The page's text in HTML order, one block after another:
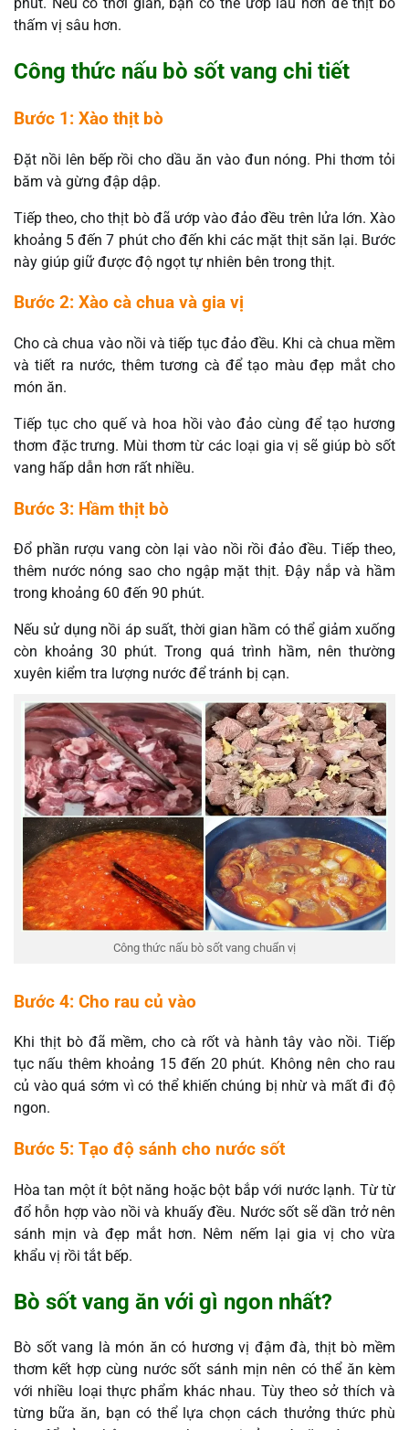
thấm vị sâu hơn.
Công thức nấu bò sốt vang chi tiết
Bước 1: Xào thịt bò
Đặt nồi lên bếp rồi cho dầu ăn vào đun nóng. Phi thơm tỏi
băm và gừng đập dập.
Tiếp theo, cho thịt bò đã ướp vào đảo đều trên lửa lớn. Xào
khoảng 5 đến 7 phút cho đến khi các mặt thịt săn lại. Bước
này giúp giữ được độ ngọt tự nhiên bên trong thịt.
Bước 2: Xào cà chua và gia vị
Cho cà chua vào nồi và tiếp tục đảo đều. Khi cà chua mềm
và tiết ra nước, thêm tương cà để tạo màu đẹp mắt cho
món ăn.
Tiếp tục cho quế và hoa hồi vào đảo cùng để tạo hương
thơm đặc trưng. Mùi thơm từ các loại gia vị sẽ giúp bò sốt
vang hấp dẫn hơn rất nhiều.
Bước 3: Hầm thịt bò
Đổ phần rượu vang còn lại vào nồi rồi đảo đều. Tiếp theo,
thêm nước nóng sao cho ngập mặt thịt. Đậy nắp và hầm
trong khoảng 60 đến 90 phút.
Nếu sử dụng nồi áp suất, thời gian hầm có thể giảm xuống
còn khoảng 30 phút. Trong quá trình hầm, nên thường
xuyên kiểm tra lượng nước để tránh bị cạn.
Công thức nấu bò sốt vang chuẩn vị
Bước 4: Cho rau củ vào
Khi thịt bò đã mềm, cho cà rốt và hành tây vào nồi. Tiếp
tục nấu thêm khoảng 15 đến 20 phút. Không nên cho rau
củ vào quá sớm vì có thể khiến chúng bị nhừ và mất đi độ
ngon.
Bước 5: Tạo độ sánh cho nước sốt
Hòa tan một ít bột năng hoặc bột bắp với nước lạnh. Từ từ
đổ hỗn hợp vào nồi và khuấy đều. Nước sốt sẽ dần trở nên
sánh mịn và đẹp mắt hơn. Nêm nếm lại gia vị cho vừa
khẩu vị rồi tắt bếp.
Bò sốt vang ăn với gì ngon nhất?
Bò sốt vang là món ăn có hương vị đậm đà, thịt bò mềm
thơm kết hợp cùng nước sốt sánh mịn nên có thể ăn kèm
với nhiều loại thực phẩm khác nhau. Tùy theo sở thích và
từng bữa ăn, bạn có thể lựa chọn cách thưởng thức phù